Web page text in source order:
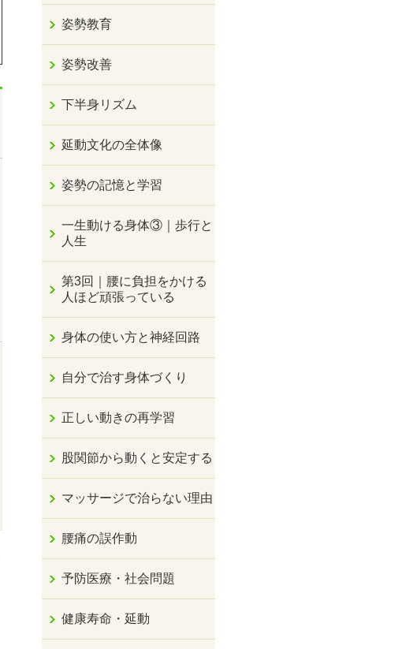
姿勢教育
姿勢改善
下半身リズム
延動文化の全体像
姿勢の記憶と学習
一生動ける身体③｜歩行と
人生
第3回｜腰に負担をかける
人ほど頑張っている
身体の使い方と神経回路
自分で治す身体づくり
正しい動きの再学習
股関節から動くと安定する
マッサージで治らない理由
腰痛の誤作動
予防医療・社会問題
健康寿命・延動